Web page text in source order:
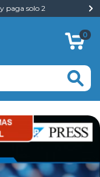
paga solo 2
0